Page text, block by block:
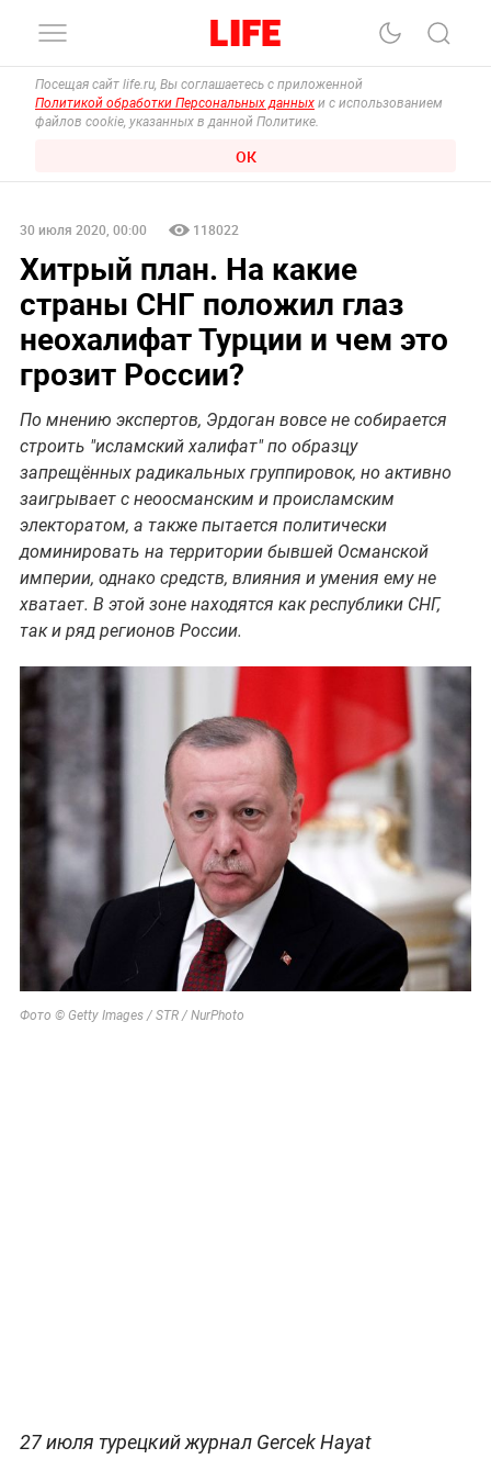
Посещая сайт life.ru, Вы соглашаетесь с приложенной
Политикой обработки Персональных данных и с использованием
файлов cookie, указанных в данной Политике.
ОК
30 июля 2020, 00:00 118022
Хитрый план. На какие
страны СНГ положил глаз
неохалифат Турции и чем это
грозит России?
По мнению экспертов, Эрдоган вовсе не собирается
строить "исламский халифат" по образцу
запрещённых радикальных группировок, но активно
заигрывает с неоосманским и происламским
электоратом, а также пытается политически
доминировать на территории бывшей Османской
империи, однако средств, влияния и умения ему не
хватает. В этой зоне находятся как республики СНГ,
так и ряд регионов России.
Фото © Getty Images / STR / NurPhoto
27 июля турецкий журнал Gercek Hayat